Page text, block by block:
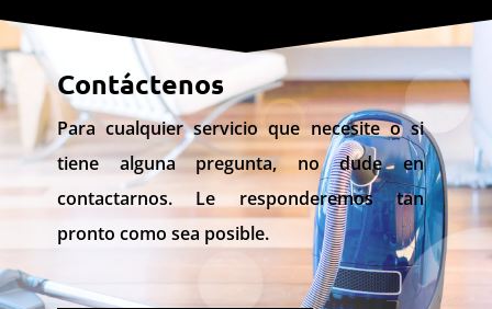
Contáctenos
Para cualquier servicio que necesite o si
tiene alguna pregunta, no dude en
contactarnos. Le responderemos tan
pronto como sea posible.